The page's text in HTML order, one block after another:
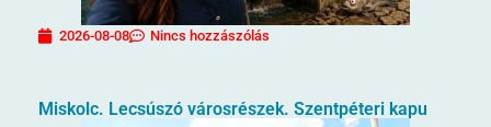
2026-08-08 Nincs hozzászólás
Miskolc. Lecsúszó városrészek. Szentpéteri kapu